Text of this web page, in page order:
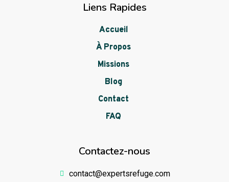
Liens Rapides
Accueil
À Propos
Missions
Blog
Contact
FAQ
Contactez-nous
contact@expertsrefuge.com